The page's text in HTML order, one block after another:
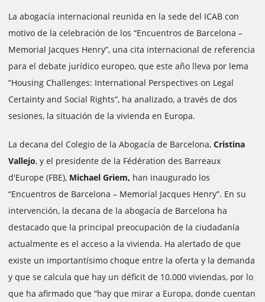
La abogacía internacional reunida en la sede del ICAB con
motivo de la celebración de los “Encuentros de Barcelona –
Memorial Jacques Henry”, una cita internacional de referencia
para el debate jurídico europeo, que este año lleva por lema
“Housing Challenges: International Perspectives on Legal
Certainty and Social Rights”, ha analizado, a través de dos
sesiones, la situación de la vivienda en Europa.
La decana del Colegio de la Abogacía de Barcelona, Cristina
Vallejo, y el presidente de la Fédération des Barreaux
d'Europe (FBE), Michael Griem, han inaugurado los
“Encuentros de Barcelona – Memorial Jacques Henry”. En su
intervención, la decana de la abogacía de Barcelona ha
destacado que la principal preocupación de la ciudadanía
actualmente es el acceso a la vivienda. Ha alertado de que
existe un importantísimo choque entre la oferta y la demanda
y que se calcula que hay un déficit de 10.000 viviendas, por lo
que ha afirmado que “hay que mirar a Europa, donde cuentan